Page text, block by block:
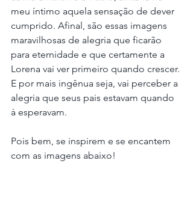
meu íntimo aquela sensação de dever
cumprido. Afinal, são essas imagens
maravilhosas de alegria que ficarão
para eternidade e que certamente a
Lorena vai ver primeiro quando crescer.
E por mais ingênua seja, vai perceber a
alegria que seus pais estavam quando
à esperavam.
Pois bem, se inspirem e se encantem
com as imagens abaixo!